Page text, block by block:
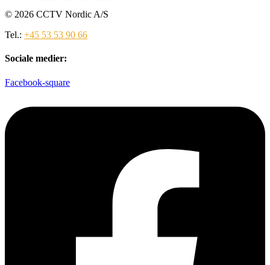
© 2026 CCTV Nordic A/S
Tel.: +45 53 53 90 66
Sociale medier:
Facebook-square